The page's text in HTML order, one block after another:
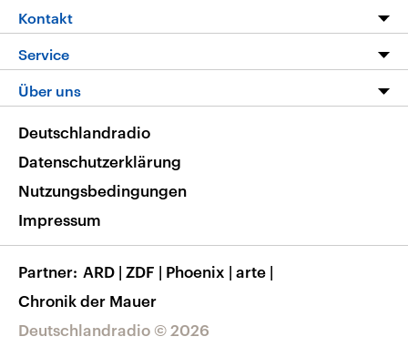
Die Nachrichten
Nachrichtenleicht
Neue Beiträge auf dlf.de
Livestream
Podcasts
Deutschlandfunk App
Nachrichten App
Frequenzen
Kontakt
Hörerservice
Service
FAQ
Veranstaltungen
Musikliste
RSS
Über uns
Barrierefreiheit
Deutschlandradio © 2026
Deutschlandradio
Datenschutzerklärung
Nutzungsbedingungen
Impressum
Partner ARD | ZDF | Phoenix | arte |
Chronik der Mauer